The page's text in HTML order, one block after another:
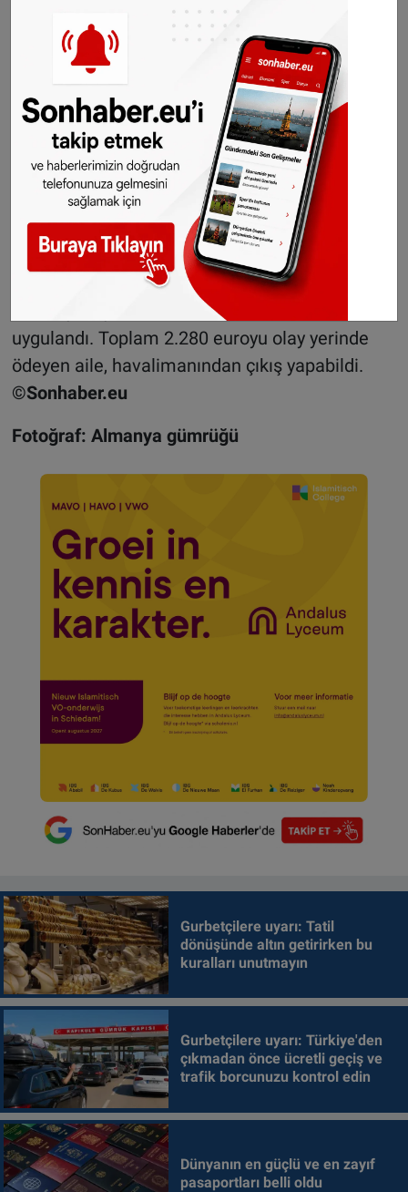
ele geçirildi. Ayrıca ailenin plastik torbalarda da
tütün ürünleri taşıdığı kaydedildi.
Yetkililer, özellikle Türkiye’den gelen yolcuların
bagajlarında fazla miktarda sigara
bulunmasının sık karşılaşılan bir durum
olduğunu, ancak bu olayda ele geçirilen
miktarın dikkat çekici boyutta olduğunu
vurguladı.
Aileye, 1.140 euro tutarında sabit vergi
tahakkuk ettirilirken, kaçakçılık girişimi
nedeniyle aynı miktarda bir ceza daha
uygulandı. Toplam 2.280 euroyu olay yerinde
ödeyen aile, havalimanından çıkış yapabildi.
©Sonhaber.eu
Fotoğraf: Almanya gümrüğü
Gurbetçilere uyarı: Tatil
dönüşünde altın getirirken bu
kuralları unutmayın
Gurbetçilere uyarı: Türkiye'den
çıkmadan önce ücretli geçiş ve
trafik borcunuzu kontrol edin
Dünyanın en güçlü ve en zayıf
pasaportları belli oldu